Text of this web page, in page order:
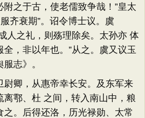
之于古，使老儒致争哉！”皇太
齐衰期”。诏令博士议。虞
人之礼，则殇理除矣。太孙亦 体
，非以年也。”从之。虞又议玉
志》。
卿，从惠帝幸长安。及东军来
离鄠、杜 之间，转入南山中，粮
之。后得还洛，历光禄勋、太常